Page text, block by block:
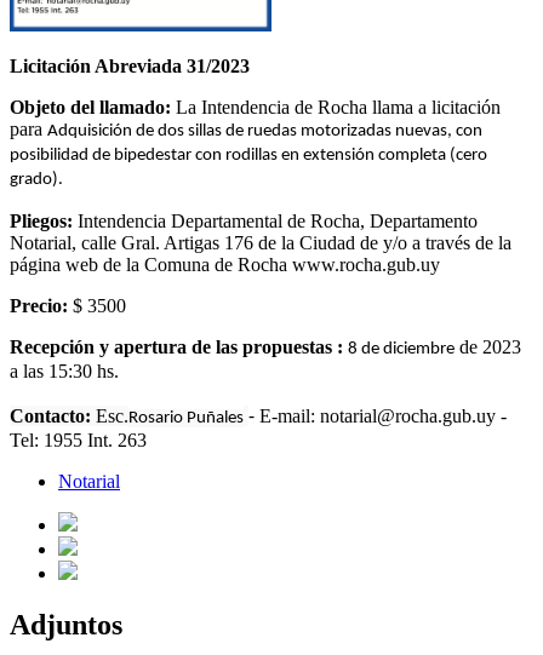
Licitación Abreviada 31/2023
Objeto del llamado: La Intendencia de Rocha llama a licitación
para Adquisición de dos sillas de ruedas motorizadas nuevas, con
posibilidad de bipedestar con rodillas en extensión completa (cero
grado).
Pliegos: Intendencia Departamental de Rocha, Departamento
Notarial, calle Gral. Artigas 176 de la Ciudad de y/o a través de la
página web de la Comuna de Rocha www.rocha.gub.uy
Precio: $ 3500
Recepción y apertura de las propuestas : 8 de diciembre de 2023
a las 15:30 hs.
Contacto: Esc. Rosario Puñales - E-mail: notarial@rocha.gub.uy -
Tel: 1955 Int. 263
Notarial
Adjuntos